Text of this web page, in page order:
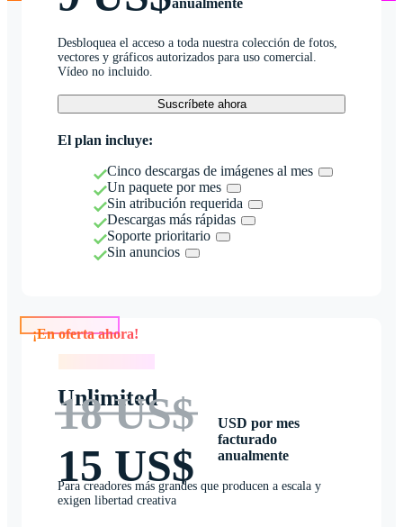
anualmente
Desbloquea el acceso a toda nuestra colección de fotos,
vectores y gráficos autorizados para uso comercial.
Vídeo no incluido.
Suscríbete ahora
El plan incluye:
Cinco descargas de imágenes al mes
Un paquete por mes
Sin atribución requerida
Descargas más rápidas
Soporte prioritario
Sin anuncios
Unlimited
18 US$
15 US$
USD por mes
facturado
anualmente
Para creadores más grandes que producen a escala y
exigen libertad creativa